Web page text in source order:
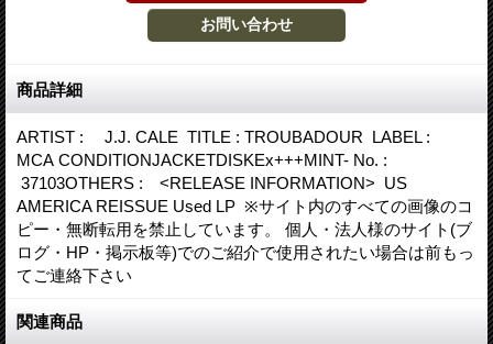
商品詳細
ARTIST : J.J. CALE TITLE : TROUBADOUR LABEL :
MCA CONDITIONJACKETDISKEx+++MINT- No. :
37103OTHERS : <RELEASE INFORMATION> US
AMERICA REISSUE Used LP ※サイト内のすべての画像のコ
ピー・無断転用を禁止しています。 個人・法人様のサイト(ブ
ログ・HP・掲示板等)でのご紹介で使用されたい場合は前もっ
てご連絡下さい
関連商品